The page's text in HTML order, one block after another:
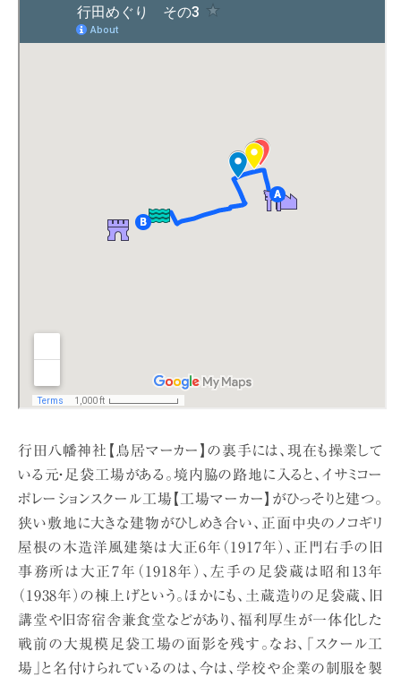
行田八幡神社【鳥居マーカー】の裏手には、現在も操業して
いる元・足袋工場がある。境内脇の路地に入ると、イサミコー
ポレーションスクール工場【工場マーカー】がひっそりと建つ。
狭い敷地に大きな建物がひしめき合い、正面中央のノコギリ
屋根の木造洋風建築は大正6年（1917年）、正門右手の旧
事務所は大正7年（1918年）、左手の足袋蔵は昭和13年
（1938年）の棟上げという。ほかにも、土蔵造りの足袋蔵、旧
講堂や旧寄宿舎兼食堂などがあり、福利厚生が一体化した
戦前の大規模足袋工場の面影を残す。なお、「スクール工
場」と名付けられているのは、今は、学校や企業の制服を製